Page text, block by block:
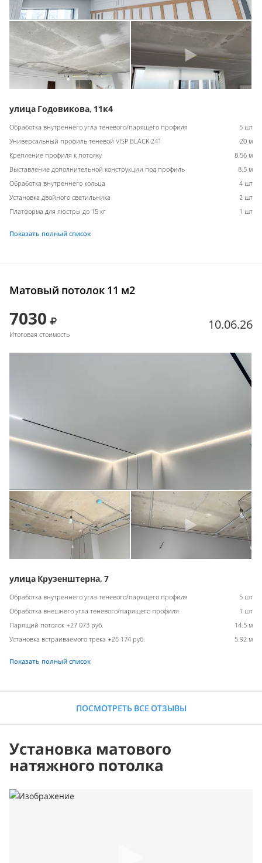
улица Годовикова, 11к4
Обработка внутреннего угла теневого/парящего профиля
5 шт
Универсальный профиль теневой VISP BLACK 241
20 м
Крепление профиля к потолку
8.56 м
Выставление дополнительной конструкции под профиль
8.5 м
Обработка внутреннего кольца
4 шт
Установка двойного светильника
2 шт
Платформа для люстры до 15 кг
1 шт
Показать полный список
Матовый потолок 11 м2
7030
Итоговая стоимость
10.06.26
улица Крузенштерна, 7
Обработка внутреннего угла теневого/парящего профиля
5 шт
Обработка внешнего угла теневого/парящего профиля
1 шт
Парящий потолок +27 073 руб.
14.5 м
Установка встраиваемого трека +25 174 руб.
5.92 м
Показать полный список
ПОСМОТРЕТЬ ВСЕ ОТЗЫВЫ
Установка матового
натяжного потолка